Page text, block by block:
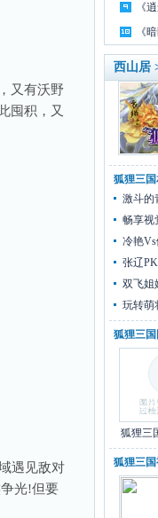
又有沃野
囤积，又
遇见敌对
光!但要
《
《
西山居
狐狸三国
激斗的
畅享视
冷艳
张辽
双飞姐
玩转萌
狐狸三国
狐狸三
狐狸三国